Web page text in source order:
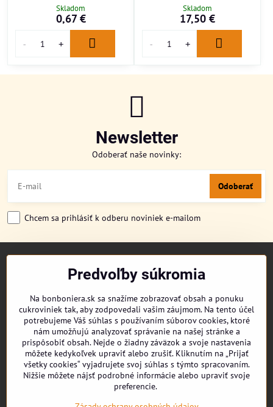
Skladom
0,67 €
Skladom
17,50 €
Newsletter
Odoberať naše novinky:
Odoberať
Chcem sa prihlásiť k odberu noviniek e-mailom
DORUČENIE OBJEDNÁVKY
REKLAMAČNÉ PODMIENKY
OBCHODNÉ PODMIENKY
KONTAKT
Predvoľby súkromia
Na bonboniera.sk sa snažíme zobrazovať obsah a ponuku
cukroviniek tak, aby zodpovedali vašim záujmom. Na tento účel
potrebujeme Váš súhlas s používaním súborov cookies, ktoré
nám umožňujú analyzovať správanie na našej stránke a
prispôsobiť obsah. Nejde o žiadny záväzok a svoje nastavenia
môžete kedykoľvek upraviť alebo zrušiť. Kliknutím na „Prijať
všetky cookies“ vyjadrujete svoj súhlas s týmto spracovaním.
Nižšie môžete nájsť podrobné informácie alebo upraviť svoje
preferencie.